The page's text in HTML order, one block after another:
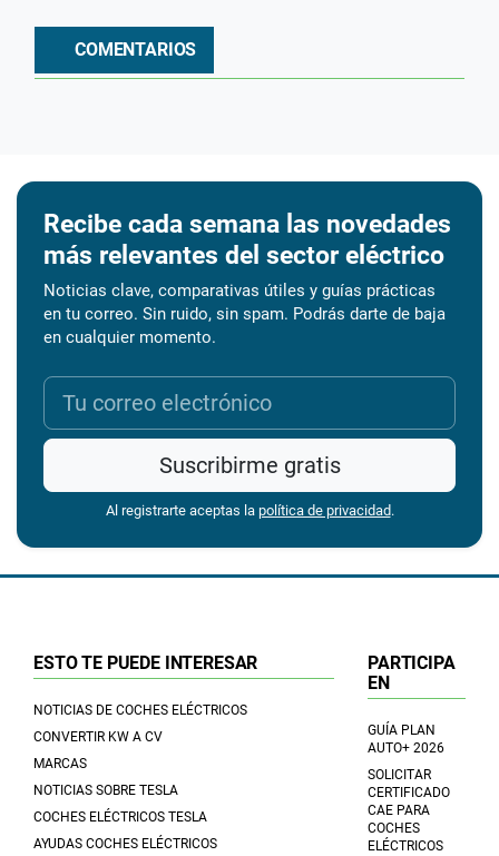
COMENTARIOS
Recibe cada semana las novedades
más relevantes del sector eléctrico
Noticias clave, comparativas útiles y guías prácticas
en tu correo. Sin ruido, sin spam. Podrás darte de baja
en cualquier momento.
Suscribirme gratis
Al registrarte aceptas la política de privacidad.
ESTO TE PUEDE INTERESAR
NOTICIAS DE COCHES ELÉCTRICOS
CONVERTIR KW A CV
MARCAS
NOTICIAS SOBRE TESLA
COCHES ELÉCTRICOS TESLA
AYUDAS COCHES ELÉCTRICOS
PARTICIPA
EN
GUÍA PLAN
AUTO+ 2026
SOLICITAR
CERTIFICADO
CAE PARA
COCHES
ELÉCTRICOS